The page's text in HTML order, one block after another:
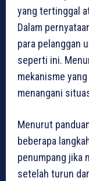
yang tertinggal
Dalam
para pelanggan
seperti ini.
mekanisme
menangani
Menurut
beberapa
penumpang jika
setelah turun